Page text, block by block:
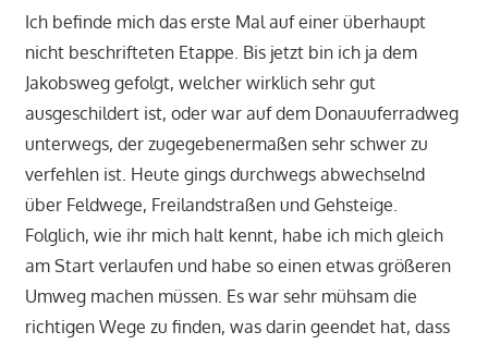
Ich befinde mich das erste Mal auf einer überhaupt
nicht beschrifteten Etappe. Bis jetzt bin ich ja dem
Jakobsweg gefolgt, welcher wirklich sehr gut
ausgeschildert ist, oder war auf dem Donauuferradweg
unterwegs, der zugegebenermaßen sehr schwer zu
verfehlen ist. Heute gings durchwegs abwechselnd
über Feldwege, Freilandstraßen und Gehsteige.
Folglich, wie ihr mich halt kennt, habe ich mich gleich
am Start verlaufen und habe so einen etwas größeren
Umweg machen müssen. Es war sehr mühsam die
richtigen Wege zu finden, was darin geendet hat, dass